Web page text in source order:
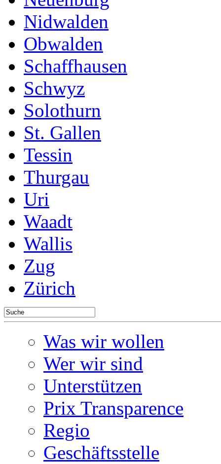
Nidwalden
Obwalden
Schaffhausen
Schwyz
Solothurn
St. Gallen
Tessin
Thurgau
Uri
Waadt
Wallis
Zug
Zürich
Was wir wollen
Wer wir sind
Unterstützen
Prix Transparence
Regio
Geschäftsstelle